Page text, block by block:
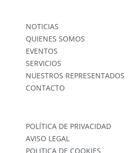
NOTICIAS
QUIENES SOMOS
EVENTOS
SERVICIOS
NUESTROS REPRESENTADOS
CONTACTO
POLÍTICA DE PRIVACIDAD
AVISO LEGAL
POLITICA DE COOKIES